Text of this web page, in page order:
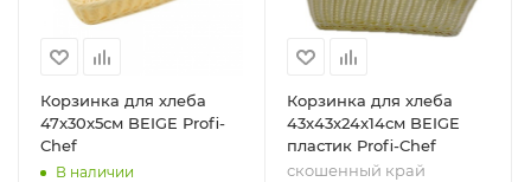
Корзинка для хлеба
47x30x5см BEIGE Profi-
Chef
В наличии
Корзинка для хлеба
43x43x24x14см BEIGE
пластик Profi-Chef
скошенный край